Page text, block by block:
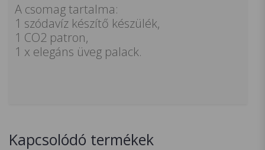
A csomag tartalma:
1 szódavíz készítő készülék,
1 CO2 patron,
1 x elegáns üveg palack.
Kapcsolódó termékek